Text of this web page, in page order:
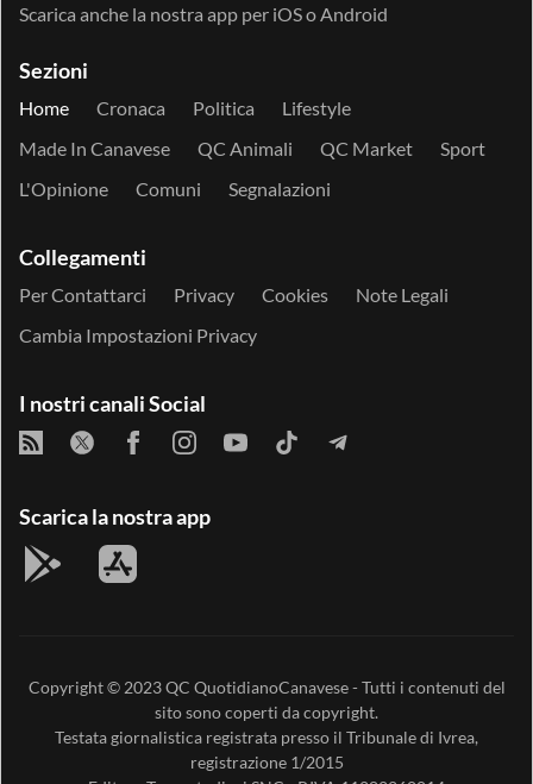
Scarica anche la nostra app per iOSo Android
Sezioni
Home Cronaca Politica
Lifestyle
Made In Canavese
QC Animali QC Market
Sport
L'Opinione
Comuni Segnalazioni
Collegamenti
Per Contattarci Privacy Cookies
Note Legali
Cambia Impostazioni Privacy
I nostri canali Social
Scarica la nostra app
Copyright © 2023QC QuotidianoCanavese- Tutti i contenuti del
sito sono coperti da copyright.
Testata giornalistica registrata presso il Tribunale di Ivrea,
registrazione 1/2015